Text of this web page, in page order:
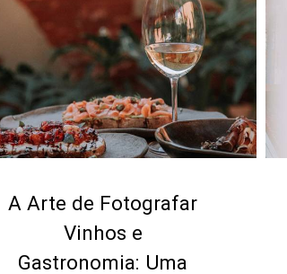
A Arte de Fotografar
Vinhos e
Gastronomia: Uma